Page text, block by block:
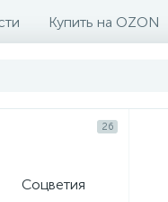
Купить на OZON
Соцветия
26